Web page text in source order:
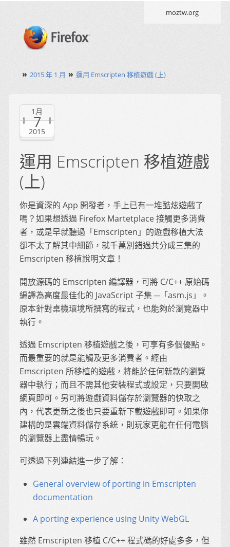
moztw.org
» 2015 年 1 月 » 運用 Emscripten 移植遊戲 (上)
1月
7
2015
運用 Emscripten 移植遊戲
(上)
你是資深的 App 開發者，手上已有一堆酷炫遊戲了
嗎？如果想透過 Firefox Martetplace 接觸更多消費
者，或是早就聽過「Emscripten」的遊戲移植大法
卻不太了解其中細節，就千萬別錯過共分成三集的
Emscripten 移植說明文章！
開放源碼的 Emscripten 編譯器，可將 C/C++ 原始碼
編譯為高度最佳化的 JavaScript 子集 ─「asm.js」。
原本針對桌機環境所撰寫的程式，也能夠於瀏覽器中
執行。
透過 Emscripten 移植遊戲之後，可享有多個優點。
而最重要的就是能觸及更多消費者。經由
Emscripten 所移植的遊戲，將能於任何新款的瀏覽
器中執行；而且不需其他安裝程式或設定，只要開啟
網頁即可。另可將遊戲資料儲存於瀏覽器的快取之
內，代表更新之後也只要重新下載遊戲即可。如果你
建構的是雲端資料儲存系統，則玩家更能在任何電腦
的瀏覽器上盡情暢玩。
可透過下列連結進一步了解：
General overview of porting in Emscripten
documentation
A porting experience using Unity WebGL
雖然 Emscripten 移植 C/C++ 程式碼的好處多多，但